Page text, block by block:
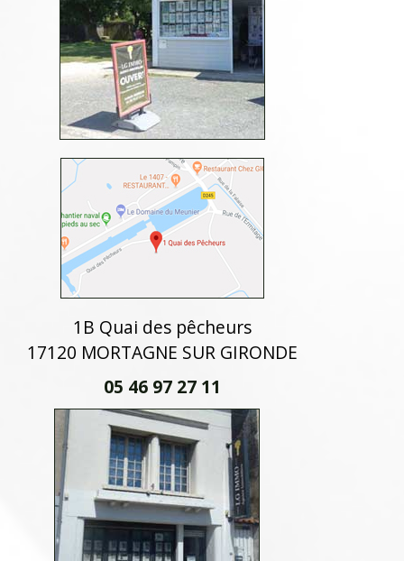
1B Quai des pêcheurs
17120 MORTAGNE SUR GIRONDE
05 46 97 27 11